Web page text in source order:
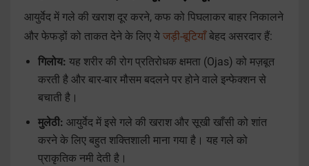
आयुर्वेद में गले की खराश दूर करने, कफ को पिघलाकर बाहर निकालने
और फेफड़ों को ताकत देने के लिए ये जड़ी-बूटियाँबेहद असरदार हैं:
गिलोय: यह शरीर की रोग प्रतिरोधक क्षमता (Ojas) को मज़बूत
करती है और बार-बार मौसम बदलने पर होने वाले इन्फेक्शन से
बचाती है।
मुलेठी: आयुर्वेद में इसे गले की खराश और सूखी खाँसी को शांत
करने के लिए बहुत शक्तिशाली माना गया है। यह गले को
प्राकृतिक नमी देती है।